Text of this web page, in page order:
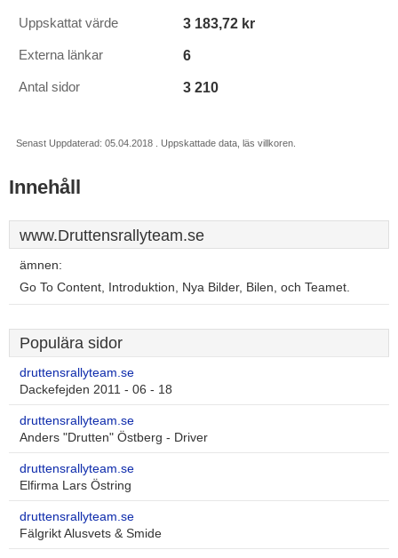
Uppskattat värde 3 183,72 kr
Externa länkar 6
Antal sidor 3 210
Senast Uppdaterad: 05.04.2018 . Uppskattade data, läs villkoren.
Innehåll
www.Druttensrallyteam.se
ämnen:
Go To Content, Introduktion, Nya Bilder, Bilen, och Teamet.
Populära sidor
druttensrallyteam.se
Dackefejden 2011 - 06 - 18
druttensrallyteam.se
Anders "Drutten" Östberg - Driver
druttensrallyteam.se
Elfirma Lars Östring
druttensrallyteam.se
Fälgrikt Alusvets & Smide